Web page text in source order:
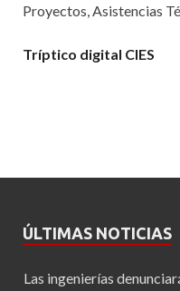
Proyectos, Asistencias
Tríptico digital CIES
ÚLTIMAS NOTICIAS
Las ingenierías